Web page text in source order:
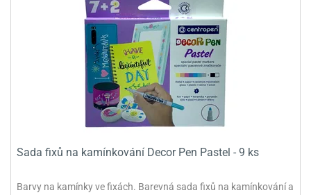
Sada fixů na kamínkování Decor Pen Pastel - 9 ks
Barvy na kamínky ve fixách. Barevná sada fixů na kamínkování a